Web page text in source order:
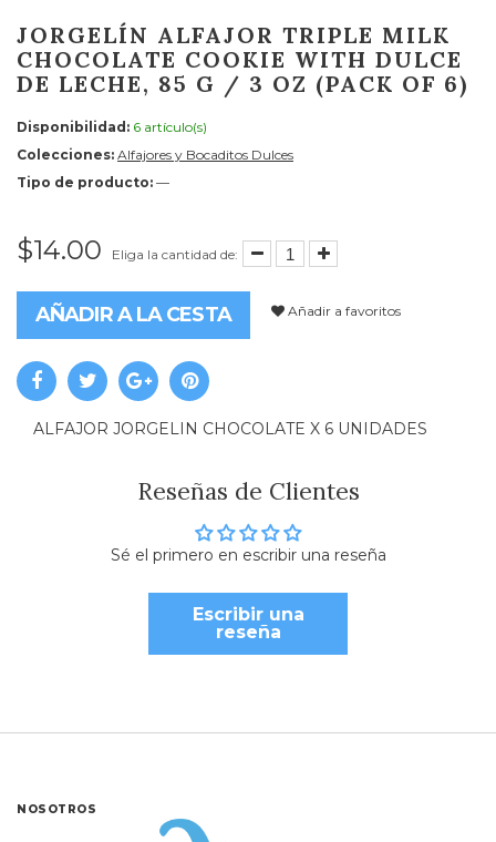
JORGELÍN ALFAJOR TRIPLE MILK
CHOCOLATE COOKIE WITH DULCE
DE LECHE, 85 G / 3 OZ (PACK OF 6)
Disponibilidad: 6 artículo(s)
Colecciones: Alfajores y Bocaditos Dulces
Tipo de producto: —
$14.00 Eliga la cantidad de:
AÑADIR A LA CESTA Añadir a favoritos
ALFAJOR JORGELIN CHOCOLATE X 6 UNIDADES
Reseñas de Clientes
Sé el primero en escribir una reseña
Escribir una
reseña
NOSOTROS